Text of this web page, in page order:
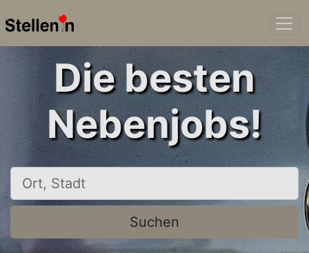
Die besten
Nebenjobs!
Ort, Stadt
Suchen